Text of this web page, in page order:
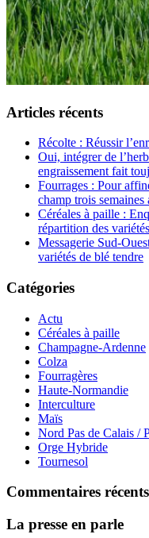
Articles récents
Récolte : Réussir
Oui, intégrer de
engraissement fait
Fourrages : Pour
champ trois
Céréales à paille :
répartition des variétés
Messagerie Sud-
variétés de blé tendre
Catégories
Actu
Céréales à paille
Champagne-Ardenne
Colza
Fourragères
Haute-Normandie
Interculture
Maïs
Nord Pas de Calais /
Orge Hybride
Tournesol
Commentaires récents
La presse en parle